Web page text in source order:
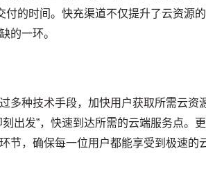
付的时间。快充渠道不仅提升了云资源的
的一环。
多种技术手段，加快用户获取所需云资
出发”，快速到达所需的云端服务点。更
节，确保每一位用户都能享受到极速的